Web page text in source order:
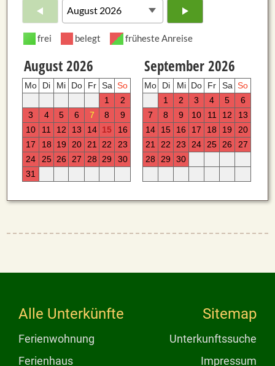
Alle Unterkünfte
Ferienwohnung
Ferienhaus
Sitemap
Unterkunftssuche
Impressum